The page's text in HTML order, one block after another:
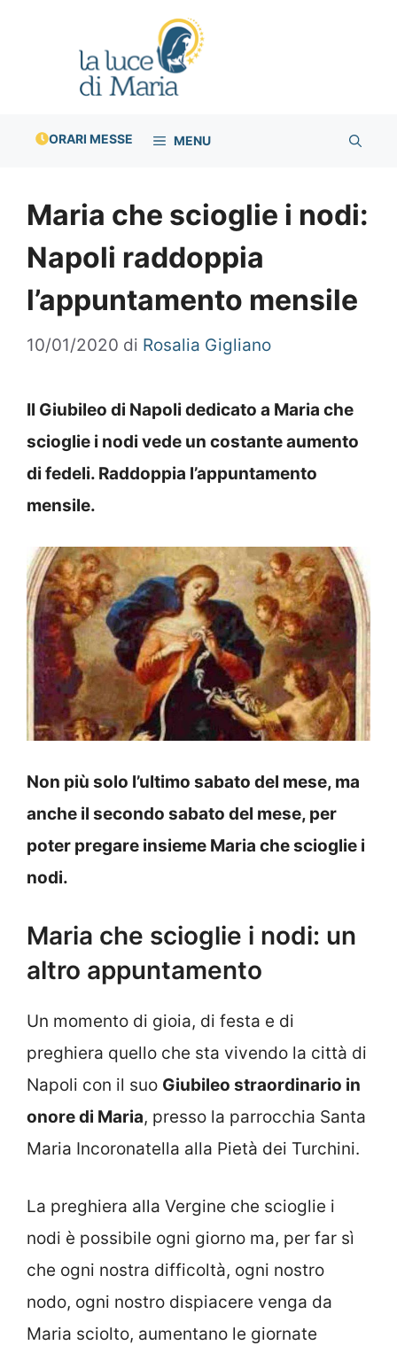
ORARI MESSE MENU
Maria che scioglie i nodi:
Napoli raddoppia
l’appuntamento mensile
10/01/2020 di Rosalia Gigliano
Il Giubileo di Napoli dedicato a Maria che
scioglie i nodi vede un costante aumento
di fedeli. Raddoppia l’appuntamento
mensile.
Non più solo l’ultimo sabato del mese, ma
anche il secondo sabato del mese, per
poter pregare insieme Maria che scioglie i
nodi.
Maria che scioglie i nodi: un
altro appuntamento
Un momento di gioia, di festa e di
preghiera quello che sta vivendo la città di
Napoli con il suo Giubileo straordinario in
onore di Maria, presso la parrocchia Santa
Maria Incoronatella alla Pietà dei Turchini.
La preghiera alla Vergine che scioglie i
nodi è possibile ogni giorno ma, per far sì
che ogni nostra difficoltà, ogni nostro
nodo, ogni nostro dispiacere venga da
Maria sciolto, aumentano le giornate